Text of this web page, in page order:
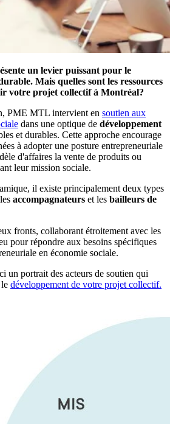
un levier puissant pour le
Mais quelles sont les ressources
votre projet collectif à Montréal?
PME MTL intervient en soutien aux
dans une optique de développement
et durables. Cette approche encourage
à adopter une posture entrepreneuriale
d'affaires la vente de produits ou
leur mission sociale.
il existe principalement deux types
accompagnateurs et les bailleurs de
fronts, collaborant étroitement avec les
pour répondre aux besoins spécifiques
en économie sociale.
un portrait des acteurs de soutien qui
développement de votre projet collectif.